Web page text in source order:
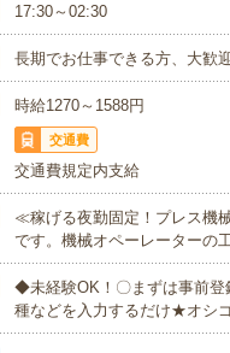
17:30～02:30
長期でお仕事できる方、大歓
時給1270～1588円
交通費
交通費規定内支給
≪稼げる夜勤固定！プレス機
です。機械オペーレーターの
◆未経験OK！〇まずは事前
種などを入力するだけ★オシ